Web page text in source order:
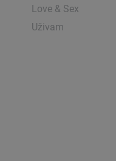
Love & Sex
Uživam